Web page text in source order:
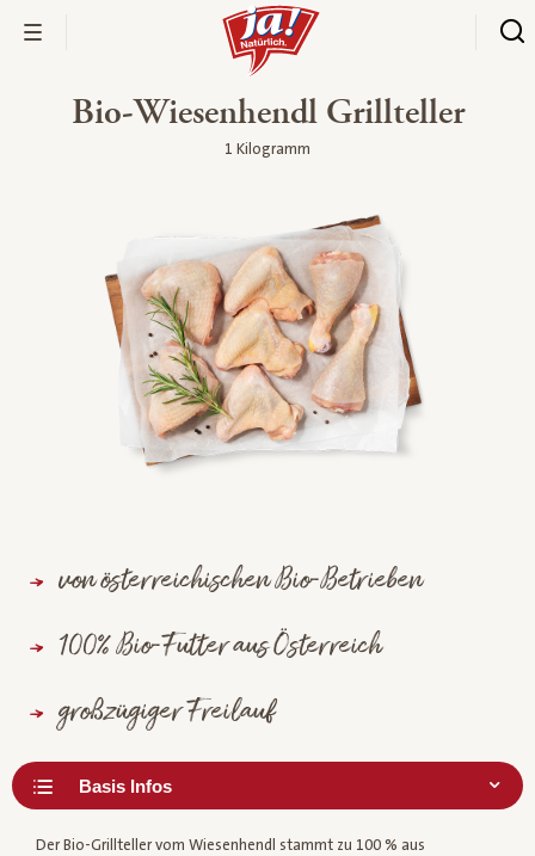
Bio-Wiesenhendl Grillteller
1 Kilogramm
von österreichischen Bio-Betrieben
100% Bio-Futter aus Österreich
großzügiger Freilauf
Der Bio-Grillteller vom Wiesenhendl stammt zu 100 % aus